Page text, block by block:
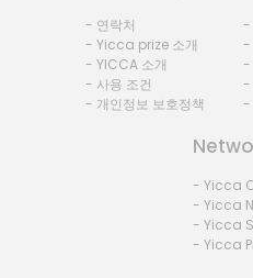
- 연락처
- Yicca prize 소개
- YICCA 소개
- 사용 조건
- 개인정보 보호정책
-
-
-
-
-
- Yicca
- Yicca
- Yicca
- Yicca